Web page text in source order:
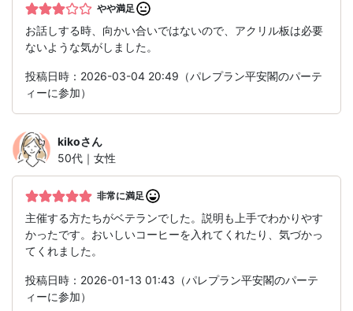
やや満足
お話しする時、向かい合いではないので、アクリル板は必要
ないような気がしました。
投稿日時：2026-03-04 20:49（パレプラン平安閣のパーテ
ィーに参加）
kikoさん
50代｜女性
非常に満足
主催する方たちがベテランでした。説明も上手でわかりやす
かったです。おいしいコーヒーを入れてくれたり、気づかっ
てくれました。
投稿日時：2026-01-13 01:43（パレプラン平安閣のパーテ
ィーに参加）